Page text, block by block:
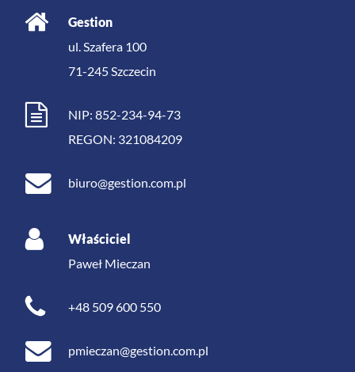
Gestion
ul. Szafera 100
71-245Szczecin
NIP: 852-234-94-73
REGON: 321084209
biuro@gestion.com.pl
Właściciel
Paweł Mieczan
+48 509 600 550
pmieczan@gestion.com.pl